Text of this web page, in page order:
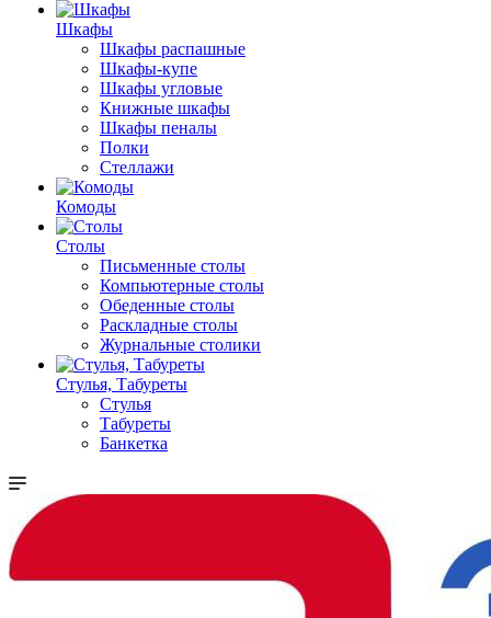
Шкафы
Шкафы распашные
Шкафы-купе
Шкафы угловые
Книжные шкафы
Шкафы пеналы
Полки
Стеллажи
Комоды
Столы
Письменные столы
Компьютерные столы
Обеденные столы
Раскладные столы
Журнальные столики
Стулья, Табуреты
Стулья
Табуреты
Банкетка